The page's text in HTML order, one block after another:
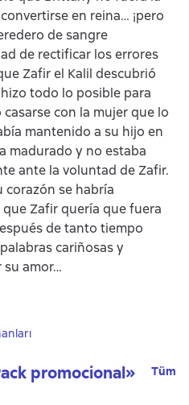
en reina… ¡pero
de sangre
de rectificar los errores
Zafir el Kalil descubrió
todo lo posible para
con la mujer que lo
mantenido a su hijo en
madurado y no estaba
ante la voluntad de Zafir.
corazón se habría
Zafir quería que fuera
de tanto tiempo
cariñosas y
su amor…
promocional» Tüm